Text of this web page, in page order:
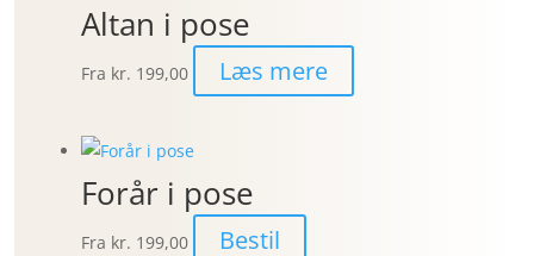
Altan i pose
Fra kr. 199,00 Læs mere
Forår i pose
Fra kr. 199,00 Bestil